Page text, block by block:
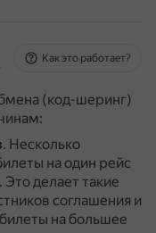
Как это работает?
(код-шеринг)
. Несколько
на один рейс
Это делает такие
соглашения и
на большее